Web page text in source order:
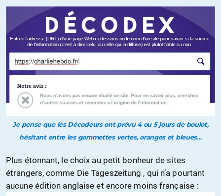
Je pense que les Décodeurs ont prévu 4 ou 5 jours de boulot,
hésitant entre les gommettes vertes, oranges et bleues…
Plus étonnant, le choix au petit bonheur de sites
étrangers, comme Die Tageszeitung , qui n’a pourtant
aucune édition anglaise et encore moins française :